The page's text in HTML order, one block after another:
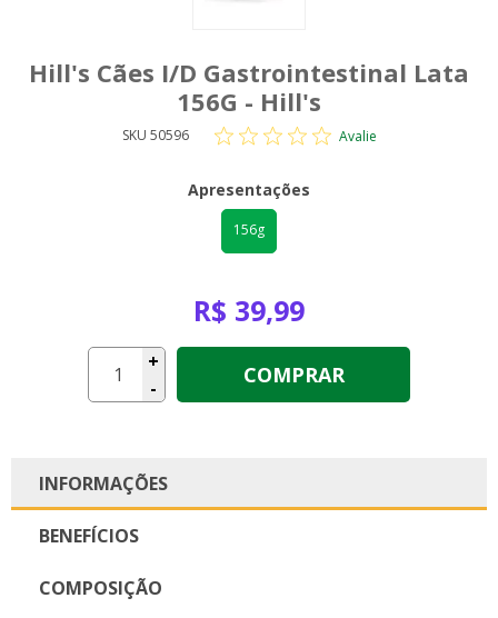
Hill's Cães I/D Gastrointestinal Lata
156G - Hill's
SKU 50596 Avalie
Apresentações
156g
R$ 39,99
+
-
COMPRAR
INFORMAÇÕES
BENEFÍCIOS
COMPOSIÇÃO